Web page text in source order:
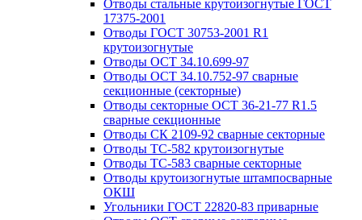
Отводы стальные крутоизогнутые ГОСТ
17375-2001
Отводы ГОСТ 30753-2001 R1
крутоизогнутые
Отводы ОСТ 34.10.699-97
Отводы ОСТ 34.10.752-97 сварные
секционные (секторные)
Отводы секторные ОСТ 36-21-77 R1.5
сварные секционные
Отводы СК 2109-92 сварные секторные
Отводы ТС-582 крутоизогнутые
Отводы ТС-583 сварные секторные
Отводы крутоизогнутые штампосварные
ОКШ
Угольники ГОСТ 22820-83 приварные